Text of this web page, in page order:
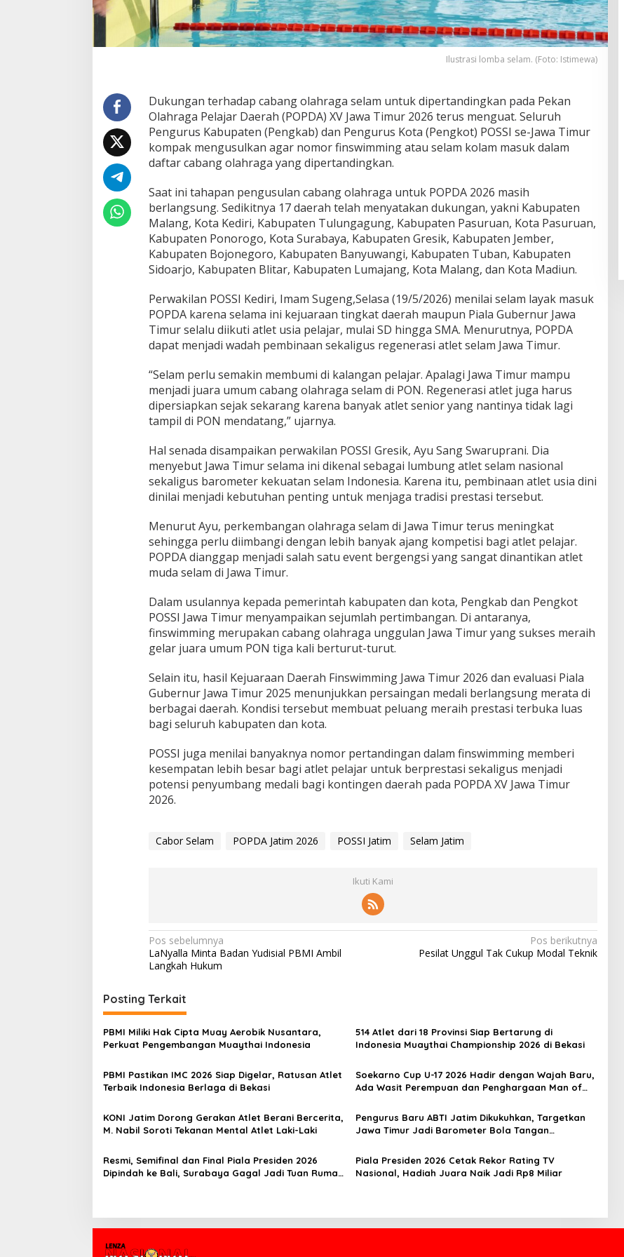
i
m
U
s
n
S
e
l
a
m
a
s
u
k
P
O
P
A
2
0
2
6
Ilustrasi lomba selam. (Foto: Istimewa)
Dukungan terhadap cabang olahraga selam untuk dipertandingkan pada Pekan
Olahraga Pelajar Daerah (POPDA) XV Jawa Timur 2026 terus menguat. Seluruh
Pengurus Kabupaten (Pengkab) dan Pengurus Kota (Pengkot) POSSI se-Jawa Timur
kompak mengusulkan agar nomor finswimming atau selam kolam masuk dalam
daftar cabang olahraga yang dipertandingkan.
Saat ini tahapan pengusulan cabang olahraga untuk POPDA 2026 masih
berlangsung. Sedikitnya 17 daerah telah menyatakan dukungan, yakni Kabupaten
Malang, Kota Kediri, Kabupaten Tulungagung, Kabupaten Pasuruan, Kota Pasuruan,
Kabupaten Ponorogo, Kota Surabaya, Kabupaten Gresik, Kabupaten Jember,
Kabupaten Bojonegoro, Kabupaten Banyuwangi, Kabupaten Tuban, Kabupaten
Sidoarjo, Kabupaten Blitar, Kabupaten Lumajang, Kota Malang, dan Kota Madiun.
Perwakilan POSSI Kediri, Imam Sugeng,Selasa (19/5/2026) menilai selam layak masuk
POPDA karena selama ini kejuaraan tingkat daerah maupun Piala Gubernur Jawa
Timur selalu diikuti atlet usia pelajar, mulai SD hingga SMA. Menurutnya, POPDA
dapat menjadi wadah pembinaan sekaligus regenerasi atlet selam Jawa Timur.
“Selam perlu semakin membumi di kalangan pelajar. Apalagi Jawa Timur mampu
menjadi juara umum cabang olahraga selam di PON. Regenerasi atlet juga harus
dipersiapkan sejak sekarang karena banyak atlet senior yang nantinya tidak lagi
tampil di PON mendatang,” ujarnya.
Hal senada disampaikan perwakilan POSSI Gresik, Ayu Sang Swaruprani. Dia
menyebut Jawa Timur selama ini dikenal sebagai lumbung atlet selam nasional
sekaligus barometer kekuatan selam Indonesia. Karena itu, pembinaan atlet usia dini
dinilai menjadi kebutuhan penting untuk menjaga tradisi prestasi tersebut.
Menurut Ayu, perkembangan olahraga selam di Jawa Timur terus meningkat
sehingga perlu diimbangi dengan lebih banyak ajang kompetisi bagi atlet pelajar.
POPDA dianggap menjadi salah satu event bergengsi yang sangat dinantikan atlet
muda selam di Jawa Timur.
Dalam usulannya kepada pemerintah kabupaten dan kota, Pengkab dan Pengkot
POSSI Jawa Timur menyampaikan sejumlah pertimbangan. Di antaranya,
finswimming merupakan cabang olahraga unggulan Jawa Timur yang sukses meraih
gelar juara umum PON tiga kali berturut-turut.
Selain itu, hasil Kejuaraan Daerah Finswimming Jawa Timur 2026 dan evaluasi Piala
Gubernur Jawa Timur 2025 menunjukkan persaingan medali berlangsung merata di
berbagai daerah. Kondisi tersebut membuat peluang meraih prestasi terbuka luas
bagi seluruh kabupaten dan kota.
POSSI juga menilai banyaknya nomor pertandingan dalam finswimming memberi
kesempatan lebih besar bagi atlet pelajar untuk berprestasi sekaligus menjadi
potensi penyumbang medali bagi kontingen daerah pada POPDA XV Jawa Timur
2026.
Cabor Selam POPDA Jatim 2026 POSSI Jatim Selam Jatim
Ikuti Kami
N
a
i
g
a
i
o
s
Pos sebelumnya
LaNyalla Minta Badan Yudisial PBMI Ambil
Langkah Hukum
Pos berikutnya
Pesilat Unggul Tak Cukup Modal Teknik
Posting Terkait
PBMI Miliki Hak Cipta Muay Aerobik Nusantara,
Perkuat Pengembangan Muaythai Indonesia
514 Atlet dari 18 Provinsi Siap Bertarung di
Indonesia Muaythai Championship 2026 di Bekasi
PBMI Pastikan IMC 2026 Siap Digelar, Ratusan Atlet
Terbaik Indonesia Berlaga di Bekasi
Soekarno Cup U-17 2026 Hadir dengan Wajah Baru,
Ada Wasit Perempuan dan Penghargaan Man of
KONI Jatim Dorong Gerakan Atlet Berani Bercerita,
M. Nabil Soroti Tekanan Mental Atlet Laki-Laki
Pengurus Baru ABTI Jatim Dikukuhkan, Targetkan
Jawa Timur Jadi Barometer Bola Tangan
Resmi, Semifinal dan Final Piala Presiden 2026
Dipindah ke Bali, Surabaya Gagal Jadi Tuan Rumah
Piala Presiden 2026 Cetak Rekor Rating TV
Nasional, Hadiah Juara Naik Jadi Rp8 Miliar